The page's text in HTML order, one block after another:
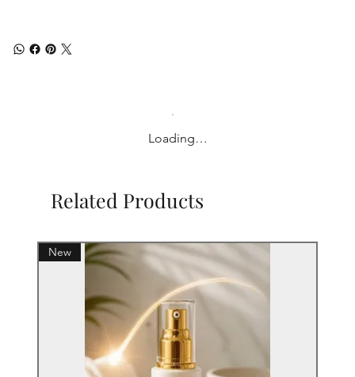
Loading…
Related Products
New